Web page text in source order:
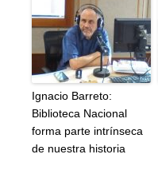
Ignacio Barreto:
Biblioteca Nacional
forma parte intrínseca
de nuestra historia